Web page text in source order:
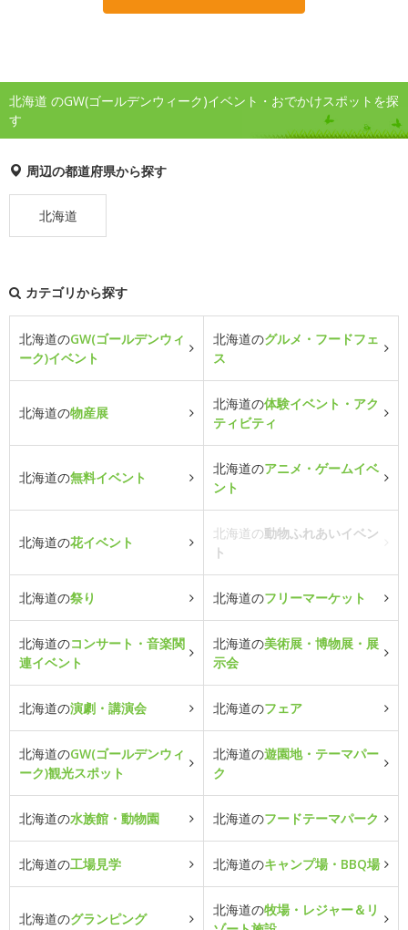
北海道 のGW(ゴールデンウィーク)イベント・おでかけスポットを探
す
周辺の都道府県から探す
北海道
カテゴリから探す
北海道のGW(ゴールデンウィ
ーク)イベント
北海道のグルメ・フードフェ
ス
北海道の物産展
北海道の体験イベント・アク
ティビティ
北海道の無料イベント
北海道のアニメ・ゲームイベ
ント
北海道の花イベント
北海道の動物ふれあいイベン
ト
北海道の祭り 北海道のフリーマーケット
北海道のコンサート・音楽関
連イベント
北海道の美術展・博物展・展
示会
北海道の演劇・講演会 北海道のフェア
北海道のGW(ゴールデンウィ
ーク)観光スポット
北海道の遊園地・テーマパー
ク
北海道の水族館・動物園 北海道のフードテーマパーク
北海道の工場見学 北海道のキャンプ場・BBQ場
北海道のグランピング
北海道の牧場・レジャー＆リ